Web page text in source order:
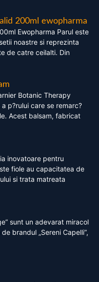
200ml ewopharma
Ewopharma Parul este
noastre si reprezinta
de catre ceilalti. Din
Botanic Therapy
p?rului care se remarc?
Acest balsam, fabricat
inovatoare pentru
fiole au capacitatea de
si trata matreata
sunt un adevarat miracol
brandul „Sereni Capelli”,